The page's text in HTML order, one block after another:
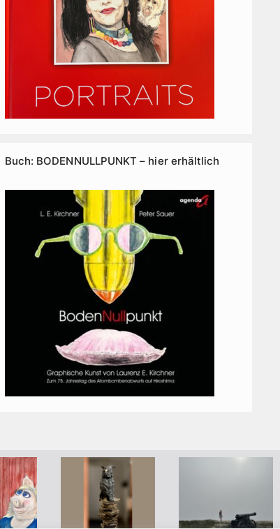
Buch: BODENNULLPUNKT – hier erhältlich